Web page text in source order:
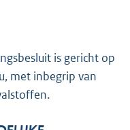
is gericht op
met inbegrip van